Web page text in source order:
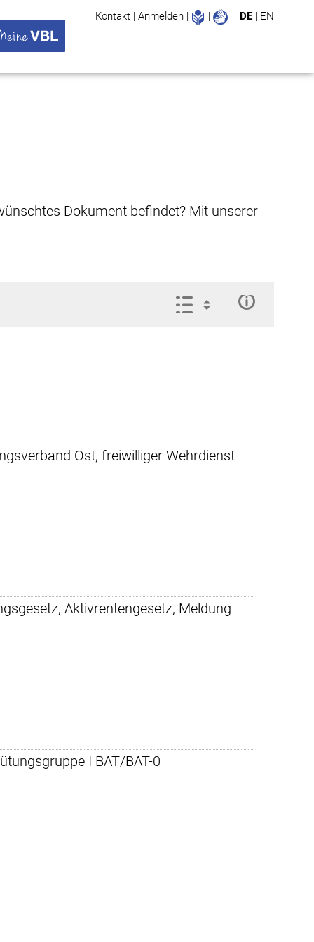
Kontakt | Anmelden | Leichte Sprache
| DE | EN
Dokument befindet? Mit unserer
Ost, freiwilliger Wehrdienst
Aktivrentengesetz, Meldung
I BAT/BAT-0